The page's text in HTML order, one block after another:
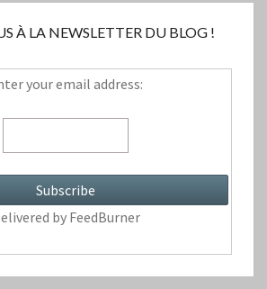
À LA NEWSLETTER DU BLOG !
your email address:
by FeedBurner